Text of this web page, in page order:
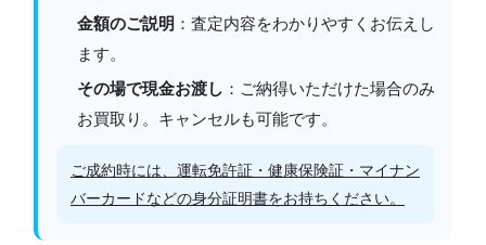
金額のご説明 ：査定内容をわかりやすくお伝えし
ます。
その場で現金お渡し ：ご納得いただけた場合のみ
お買取り。キャンセルも可能です。
ご成約時には、運転免許証・健康保険証・マイナン
バーカードなどの身分証明書をお持ちください。